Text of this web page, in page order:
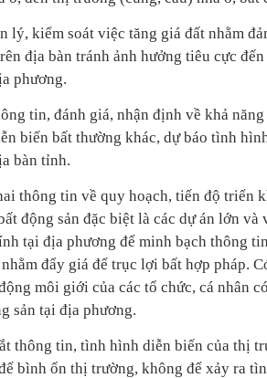
lý, kiểm soát việc tăng giá đất nhằm
địa bàn tránh ảnh hưởng tiêu cực
phương.
tin, đánh giá, nhận định về khả
biến bất thường khác, dự báo tình
bàn tỉnh.
thông tin về quy hoạch, tiến độ triển
động sản đặc biệt là các dự án lớn và
tại địa phương để minh bạch thông
đẩy giá để trục lợi bất hợp pháp.
môi giới của các tổ chức, cá nhân
sản tại địa phương.
thông tin, tình hình diễn biến của thị
bình ổn thị trường, không để xảy ra